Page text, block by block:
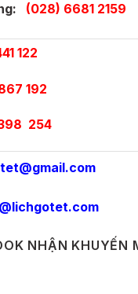
(028) 6681 2159
122
192
254
NHẬN KHUYẾN